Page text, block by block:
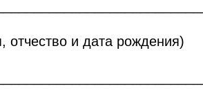
и дата рождения)